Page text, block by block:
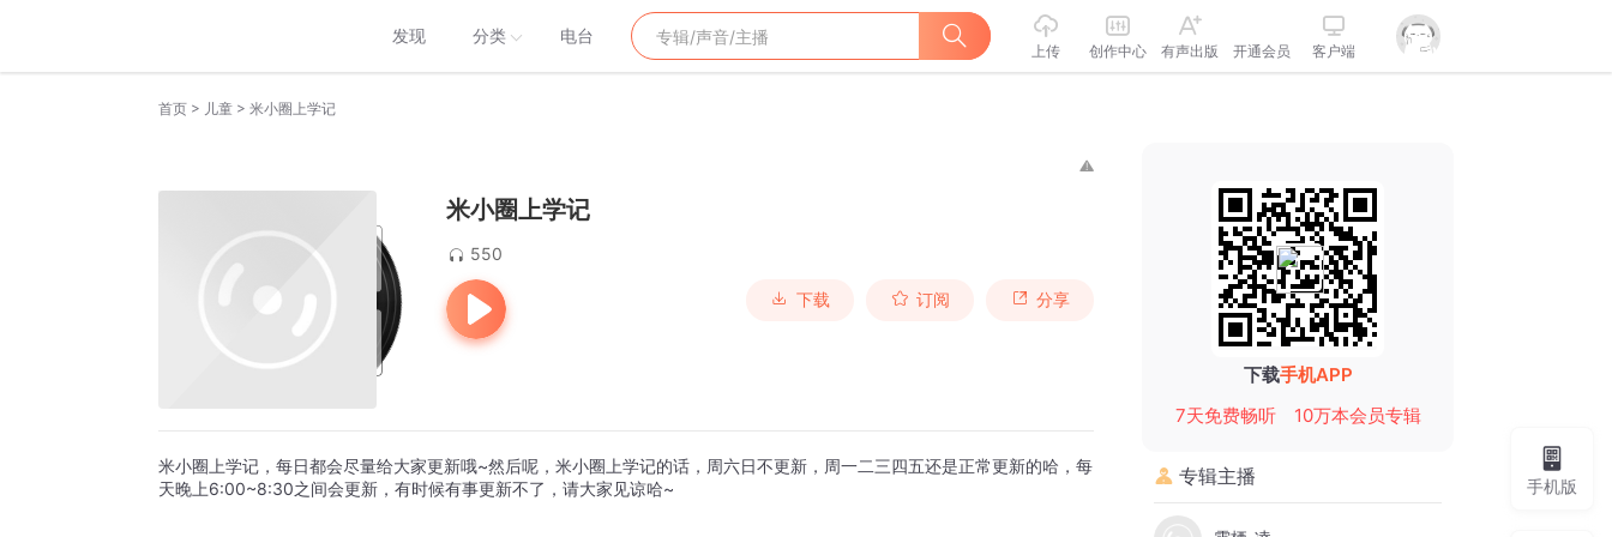
发现 分类 电台
上传 创作中心 有声出版 开通会员 客户端
首页 > 儿童 > 米小圈上学记
米小圈上学记
550
下载 订阅 分享
米小圈上学记，每日都会尽量给大家更新哦~然后呢，米小圈上学记的话，周六日不更新，周一二三四五还是正常更新的哈，每
天晚上6:00~8:30之间会更新，有时候有事更新不了，请大家见谅哈~
下载手机APP
7天免费畅听
10万本会员专辑
专辑主播 手机版